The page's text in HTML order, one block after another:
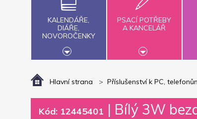
KALENDÁŘE,
DIÁŘE,
NOVOROČENKY
PSACÍ POTŘEBY
A KANCELÁŘ
Hlavní strana Příslušenství k PC,
Kód: 12445401 | Bílý 3W